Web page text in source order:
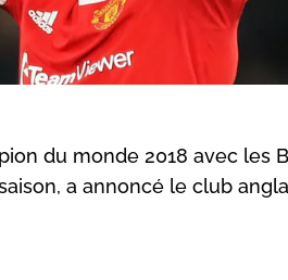
du monde 2018 avec les
a annoncé le club